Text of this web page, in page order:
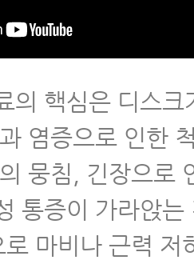
의 핵심은 디스크
염증으로 인한
뭉침, 긴장으로
통증이 가라앉는
마비나 근력 저